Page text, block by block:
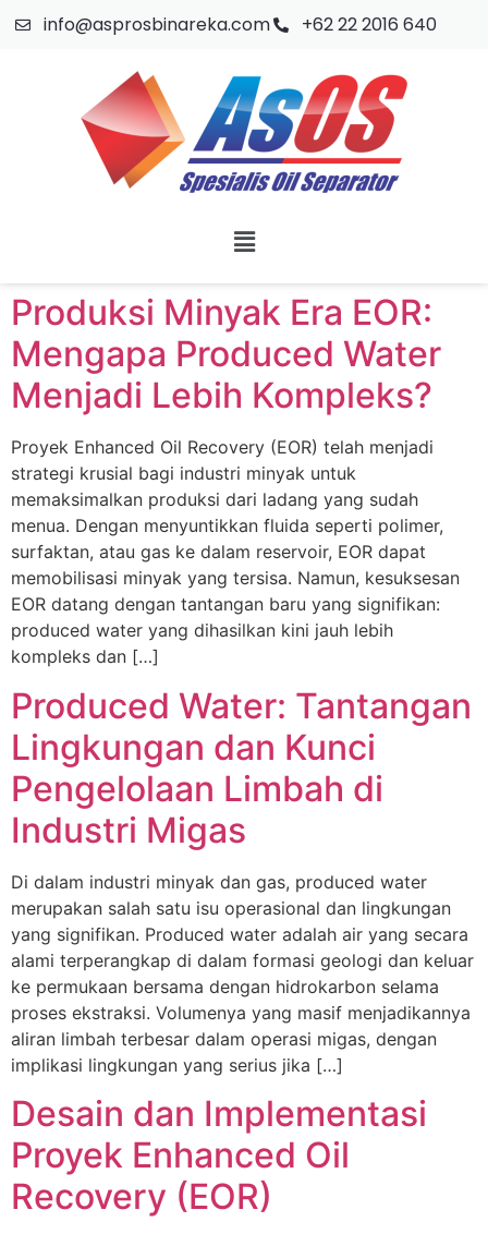
info@asprosbinareka.com +62 22 2016 640
Produksi Minyak Era EOR:
Mengapa Produced Water
Menjadi Lebih Kompleks?
Proyek Enhanced Oil Recovery (EOR) telah menjadi
strategi krusial bagi industri minyak untuk
memaksimalkan produksi dari ladang yang sudah
menua. Dengan menyuntikkan fluida seperti polimer,
surfaktan, atau gas ke dalam reservoir, EOR dapat
memobilisasi minyak yang tersisa. Namun, kesuksesan
EOR datang dengan tantangan baru yang signifikan:
produced water yang dihasilkan kini jauh lebih
kompleks dan […]
Produced Water: Tantangan
Lingkungan dan Kunci
Pengelolaan Limbah di
Industri Migas
Di dalam industri minyak dan gas, produced water
merupakan salah satu isu operasional dan lingkungan
yang signifikan. Produced water adalah air yang secara
alami terperangkap di dalam formasi geologi dan keluar
ke permukaan bersama dengan hidrokarbon selama
proses ekstraksi. Volumenya yang masif menjadikannya
aliran limbah terbesar dalam operasi migas, dengan
implikasi lingkungan yang serius jika […]
Desain dan Implementasi
Proyek Enhanced Oil
Recovery (EOR)